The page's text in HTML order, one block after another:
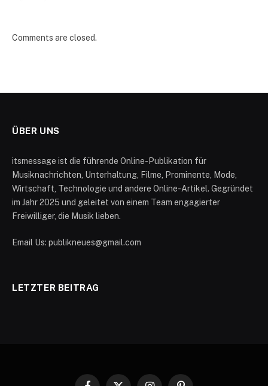
Comments are closed.
ÜBER UNS
itsmessage ist die führende Online-Publikation für
Musiknachrichten, Unterhaltung, Filme, Prominente, Mode,
Wirtschaft, Technologie und andere Online-Artikel. Gegründet
im Jahr 2025 und geleitet von einem Team engagierter
Freiwilliger, die Musik lieben.
Email Us: publikneues@gmail.com
LETZTER BEITRAG